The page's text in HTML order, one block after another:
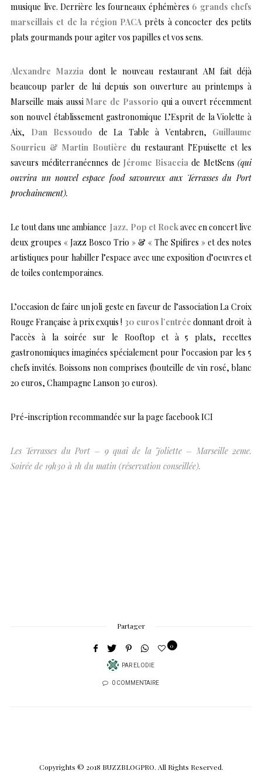
musique live. Derrière les fourneaux éphémères 6 grands chefs
marseillais et de la région PACA prêts à concocter des petits
plats gourmands pour agiter vos papilles et vos sens.
Alexandre Mazziadont le nouveau restaurant AM fait déjà
beaucoup parler de lui depuis son ouverture au printemps à
Marseille mais aussiMarc de Passorio qui a ouvert récemment
son nouvel établissement gastronomique L’Esprit de la Violette à
Aix, Dan Bessoudo de La Table à Ventabren, Guillaume
Sourrieu & Martin Boutière du restaurant l’Epuisette et les
saveurs méditerranéennes de Jérome Bisaccia de MetSens(qui
ouvrira un nouvel espace food savoureux aux Terrasses du Port
prochainement).
Le tout dans une ambianceJazz, Pop et Rockavec en concert live
deux groupes « Jazz Bosco Trio » & « The Spifires » et des notes
artistiques pour habiller l’espace avec une exposition d’oeuvres et
de toiles contemporaines.
L’occasion de faire un joli geste en faveur de l’association La Croix
Rouge Française à prix exquis ! 30 euros l’entrée donnant droit à
l’accès à la soirée sur le Rooftop et à 5 plats, recettes
gastronomiques imaginées spécialement pour l’occasion par les 5
chefs invités. Boissons non comprises (bouteille de vin rosé, blanc
20 euros, Champagne Lanson 30 euros).
Pré-inscription recommandée sur la page facebook ICI
Les Terrasses du Port – 9 quai de la Joliette – Marseille 2eme.
Soirée de 19h30 à 1h du matin (réservation conseillée).
Partager
PAR ELODIE
0
0 COMMENTAIRE
Copyrights © 2018 BUZZBLOGPRO. All Rights Reserved.